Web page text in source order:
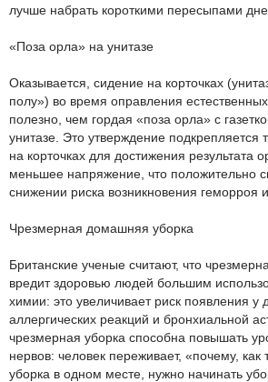
лучше набрать короткими пересыпами
«Поза орла» на унитазе
Оказывается, сидение на корточках
полу») во время оправления
полезно, чем гордая «поза орла» с
унитазе. Это утверждение подкрепляется
на корточках для достижения результата
меньшее напряжение, что положительно
снижении риска возникновения геморроя
Чрезмерная домашняя уборка
Британские ученые считают, что
вредит здоровью людей большим
химии: это увеличивает риск появления у
аллергических реакций и бронхиальной
чрезмерная уборка способна повышать
нервов: человек переживает, «почему, как
уборка в одном месте, нужно начинать